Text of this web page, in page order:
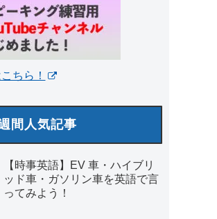
ちら！
間人気記事
【時事英語】EV 車・ハイブリ
ッド車・ガソリン車を英語で言
ってみよう！